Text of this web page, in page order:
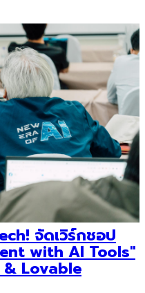
จัดเวิร์กชอป
with AI Tools"
& Lovable